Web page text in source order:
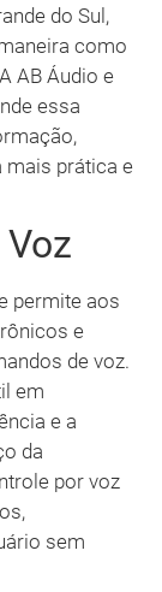
do Sul,
como
AB Áudio e
essa
mais prática e
permite aos
e
de voz.
em
e a
da
por voz
sem